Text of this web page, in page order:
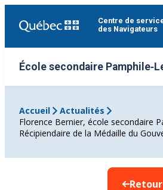
Centre de
des Navigateurs
École secondaire
Accueil
Actualités
Florence Bernier, école secondaire
Récipiendaire de la Médaille du